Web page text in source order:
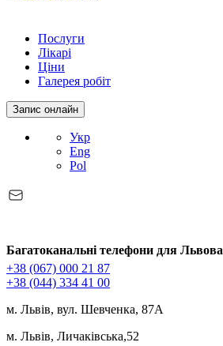
Послуги
Лікарі
Ціни
Галерея робіт
Запис онлайн
Укр
Eng
Pol
Багатоканальні телефони для Львова
+38 (067) 000 21 87
+38 (044) 334 41 00
м. Львів, вул. Шевченка, 87А
м. Львів, Личаківська,52